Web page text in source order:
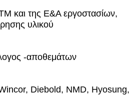
και της Ε&Α εργοστασίων,
υλικού
-αποθεμάτων
Diebold, NMD,